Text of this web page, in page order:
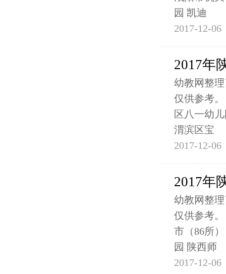
园 凯迪
2017-12-06
2017年
幼教网整
仅供参考
区八一幼
渭滨区宝
2017-12-06
2017年
幼教网整
仅供参考
市（86所
园 陕西师
2017-12-06